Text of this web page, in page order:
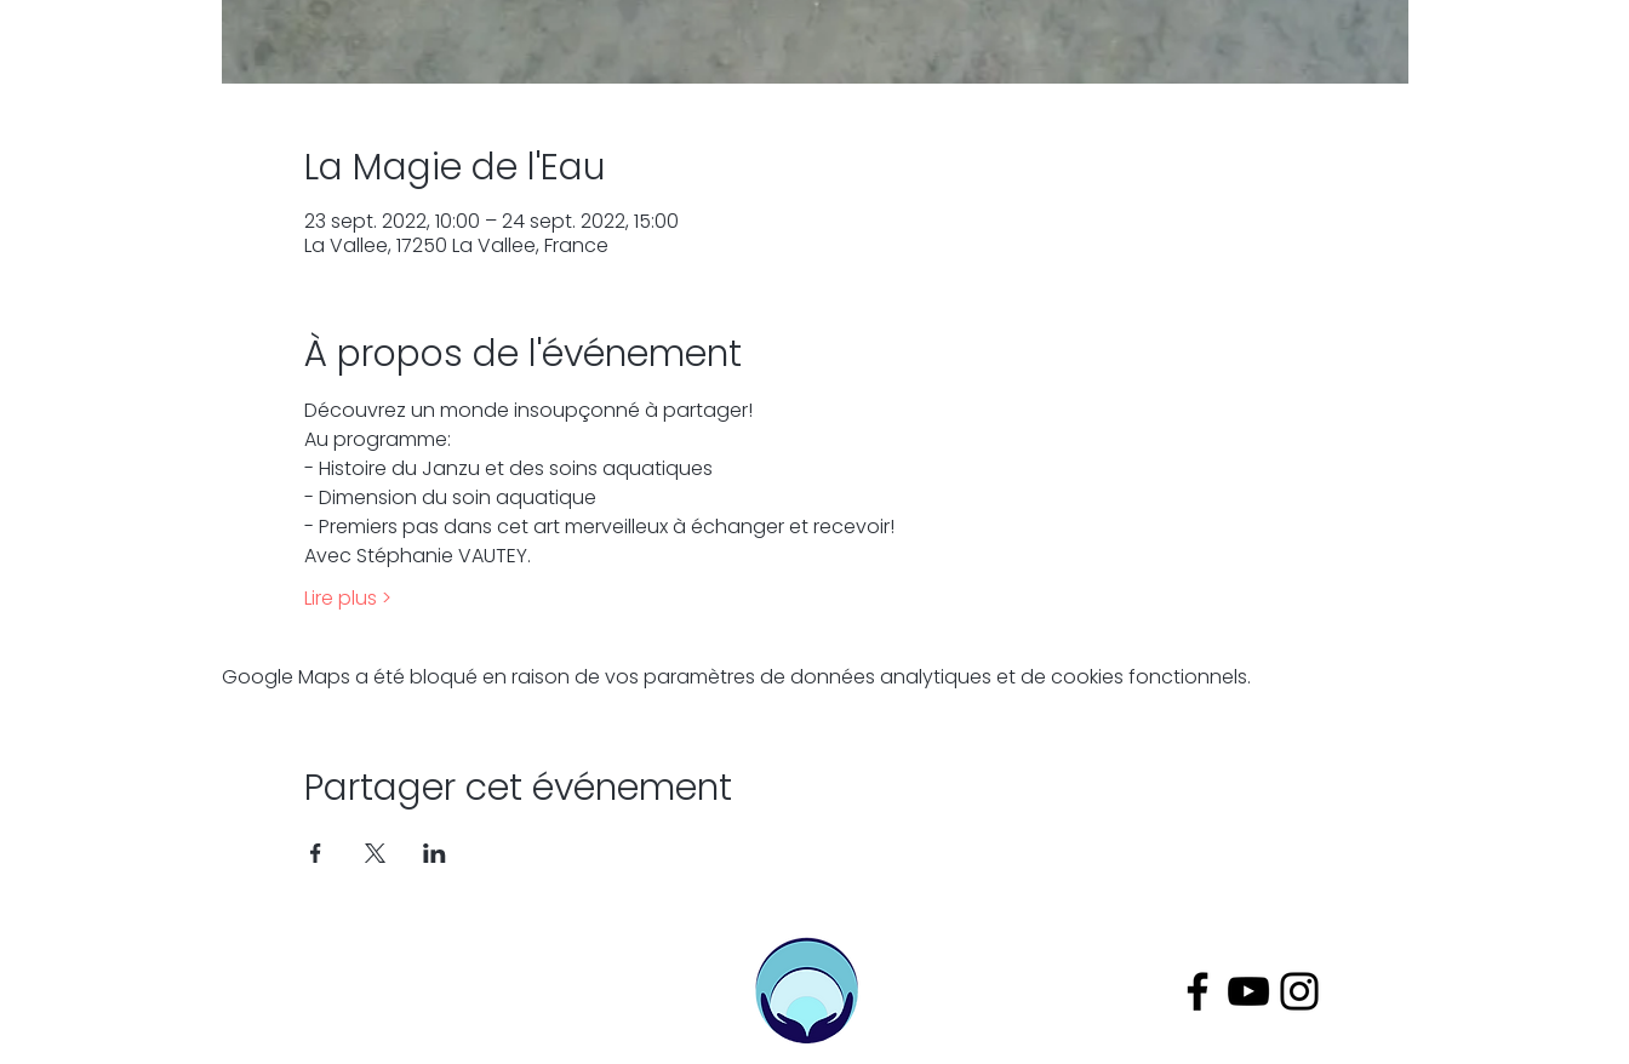
La Magie de l'Eau
23 sept. 2022, 10:00 – 24 sept. 2022, 15:00
La Vallee, 17250 La Vallee, France
À propos de l'événement
Découvrez un monde insoupçonné à partager!
Au programme:
- Histoire du Janzu et des soins aquatiques
- Dimension du soin aquatique
- Premiers pas dans cet art merveilleux à échanger et recevoir!
Avec Stéphanie VAUTEY.
Lire plus >
Google Maps a été bloqué en raison de vos paramètres de données analytiques et de cookies fonctionnels.
Partager cet événement